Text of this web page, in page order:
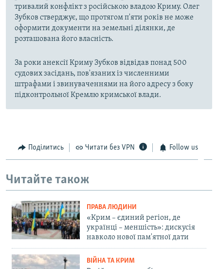
тривалий конфлікт з російською владою Криму. Олег
Зубков стверджує, що протягом п'яти років не може
оформити документи на земельні ділянки, де
розташована його власність.
За роки анексії Криму Зубков відвідав понад 500
судових засідань, пов'язаних із численними
штрафами і звинуваченнями на його адресу з боку
підконтрольної Кремлю кримської влади.
Поділитись Читати без VPN Follow us
Читайте також
ПРАВА ЛЮДИНИ
«Крим – єдиний регіон, де
українці – меншість»: дискусія
навколо нової пам'ятної дати
ВІЙНА ТА КРИМ